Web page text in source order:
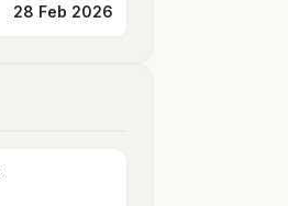
28 Feb 2026